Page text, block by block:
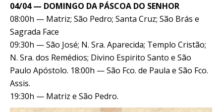
04/04 — DOMINGO DA PÁSCOA DO SENHOR
08:00h — Matriz; São Pedro; Santa Cruz; São Brás e
Sagrada Face
09:30h — São José; N. Sra. Aparecida; Templo Cristão;
N. Sra. dos Remédios; Divino Espirito Santo e São
Paulo Apóstolo. 18:00h — São Fco. de Paula e São Fco.
Assis.
19:30h — Matriz e São Pedro.